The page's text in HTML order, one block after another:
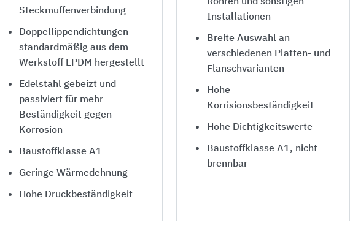
Steckmuffenverbindung
Doppellippendichtungen
standardmäßig aus dem
Werkstoff EPDM hergestellt
Edelstahl gebeizt und
passiviert für mehr
Beständigkeit gegen
Korrosion
Baustoffklasse A1
Geringe Wärmedehnung
Hohe Druckbeständigkeit
Rohren und sonstigen
Installationen
Breite Auswahl an
verschiedenen Platten- und
Flanschvarianten
Hohe
Korrisionsbeständigkeit
Hohe Dichtigkeitswerte
Baustoffklasse A1, nicht
brennbar